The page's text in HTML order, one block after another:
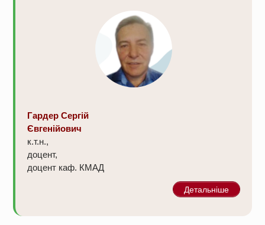
Гардер Сергій
Євгенійович
к.т.н.,
доцент,
доцент каф. КМАД
Детальніше